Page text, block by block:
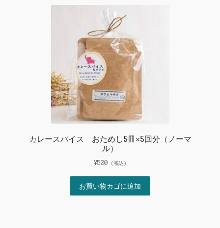
カレースパイス おためし5皿×5回分（ノーマ
ル）
¥500 (税込)
お買い物カゴに追加